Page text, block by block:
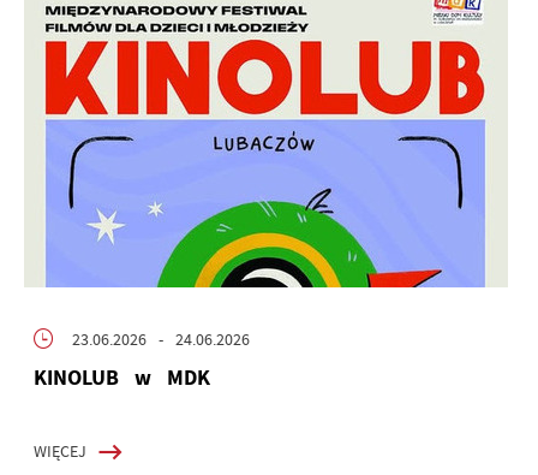
23.06.2026 - 24.06.2026
KINOLUB w MDK
WIĘCEJ